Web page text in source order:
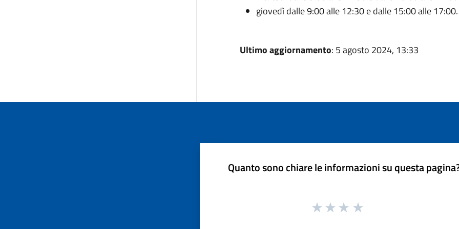
giovedì dalle 9:00 alle 12:30 e dalle 15:00 alle 17:00.
Ultimo aggiornamento: 5 agosto 2024, 13:33
Quanto sono chiare le informazioni su questa